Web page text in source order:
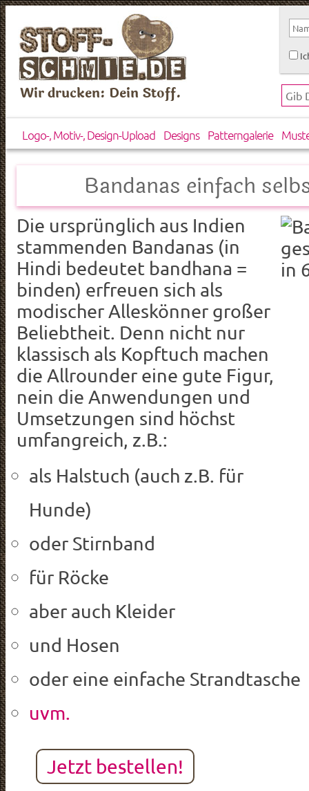
Wir drucken: Dein Stoff.
Logo-, Motiv-, Design-Upload Designs Patterngalerie
Bandanas einfach
Die ursprünglich aus Indien
stammenden Bandanas (in
Hindi bedeutet bandhana =
binden) erfreuen sich als
modischer Alleskönner großer
Beliebtheit. Denn nicht nur
klassisch als Kopftuch machen
die Allrounder eine gute Figur,
nein die Anwendungen und
Umsetzungen sind höchst
umfangreich, z.B.:
als Halstuch (auch z.B. für
Hunde)
oder Stirnband
für Röcke
aber auch Kleider
und Hosen
oder eine einfache Strandtasche
uvm.
Jetzt bestellen!